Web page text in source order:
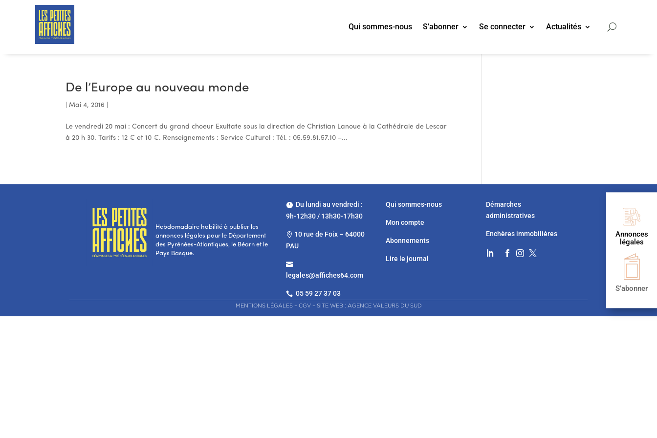
Qui sommes-nous S’abonner Se connecter Actualités
Annonces
légales
S’abonner
De l’Europe au nouveau monde
|Mai 4, 2016
Le vendredi 20 mai : Concert du grand choeur Exultate sous la direction de Christian Lanoue à la Cathédrale de Lescar
à 20 h 30. Tarifs : 12 € et 10 €. Renseignements : Service Culturel : Tél. : 05.59.81.57.10 –...
Hebdomadaire habilité à publier les
annonces légales pour le Département
des Pyrénées-Atlantiques, le Béarn et le
Pays Basque.
Du lundi au vendredi :
9h-12h30 / 13h30-17h30
 10 rue de Foix – 64000
PAU

legales@affiches64.com
 05 59 27 37 03
Qui sommes-nous
Mon compte
Abonnements
Lire le journal
Démarches
administratives
Enchères immobilières
   
MENTIONS LÉGALES– CGV– SITE WEB : AGENCE VALEURS DU SUD